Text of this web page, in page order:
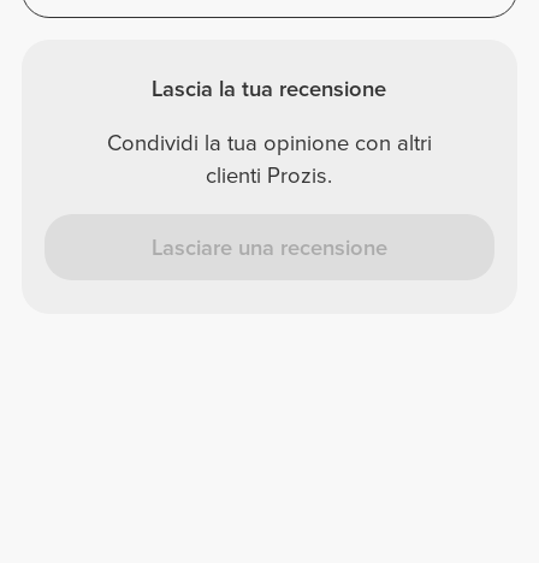
Lascia la tua recensione
Condividi la tua opinione con altri
clienti Prozis.
Lasciare una recensione